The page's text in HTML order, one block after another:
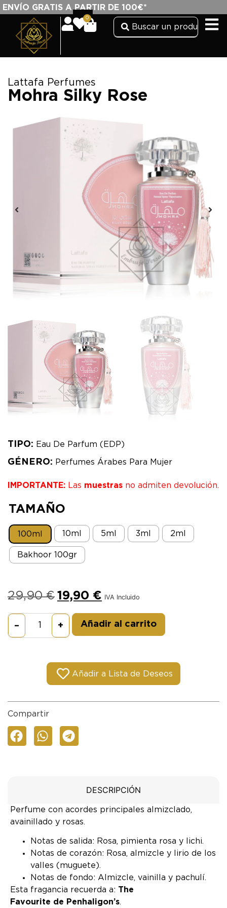
ENVÍO GRATIS A PARTIR DE 100€*
0
Lattafa Perfumes
Mohra Silky Rose
TIPO: Eau De Parfum (EDP)
GÉNERO: Perfumes Árabes Para Mujer
IMPORTANTE: Las muestras no admiten devolución.
TAMAÑO
100ml 10ml 5ml 3ml 2ml
Bakhoor 100gr
29,90€ 19,90 € IVA Incluido
– + Añadir al carrito
Añadir a Lista de Deseos
Compartir
DESCRIPCIÓN
Perfume con acordes principales almizclado,
avainillado y rosas.
Notas de salida: Rosa, pimienta rosa y lichi.
Notas de corazón: Rosa, almizcle y lirio de los
valles (muguete).
Notas de fondo: Almizcle, vainilla y pachulí.
Esta fragancia recuerda a: The
Favourite de Penhaligon’s.